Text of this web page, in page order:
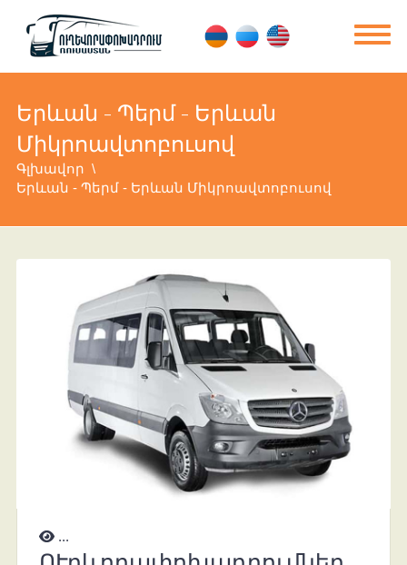
Երևան - Պերմ - Երևան
Միկրոավտոբուսով
Գլխավոր
Երևան - Պերմ - Երևան Միկրոավտոբուսով
...